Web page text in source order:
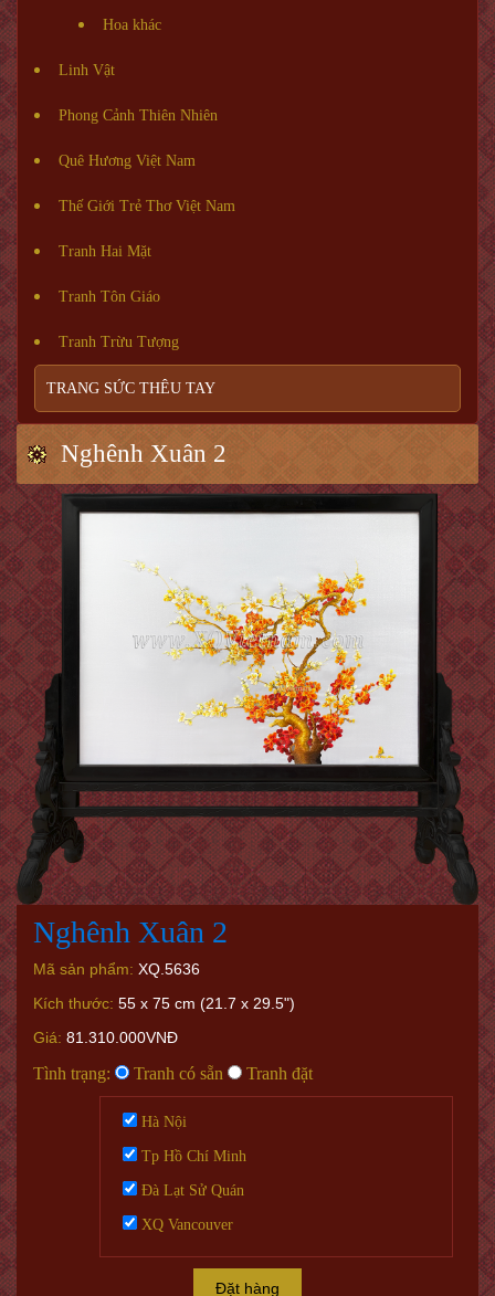
Hoa khác
Linh Vật
Phong Cảnh Thiên Nhiên
Quê Hương Việt Nam
Thế Giới Trẻ Thơ Việt Nam
Tranh Hai Mặt
Tranh Tôn Giáo
Tranh Trừu Tượng
TRANG SỨC THÊU TAY
Nghênh Xuân 2
Nghênh Xuân 2
Mã sản phẩm: XQ.5636
Kích thước: 55 x 75 cm (21.7 x 29.5")
Giá: 81.310.000VNĐ
Tình trạng: Tranh có sẵn Tranh đặt
Hà Nội
Tp Hồ Chí Minh
Đà Lạt Sử Quán
XQ Vancouver
Đặt hàng